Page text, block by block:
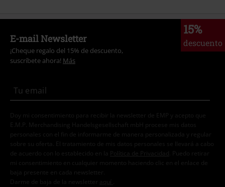
15%
descuento
E-mail Newsletter
¡Cheque regalo del 15% de descuento,
suscríbete ahora! Más
Doy mi consentimiento para recibir la newsletter de EMP y acepto que
E.M.P. Merchandising Handelsgesellschaft mbH procese mis datos
personales con el fin de informarme de manera personalizada y regular
sobre su oferta. El tratamiento de mis datos personales se llevará a cabo
de acuerdo con lo establecido en la
Política de Privacidad . Puedo retirar
mi consentimiento en cualquier momento haciendo clic en el enlace de
baja presente en cada newsletter.
Darme de baja de la newsletter
aquí